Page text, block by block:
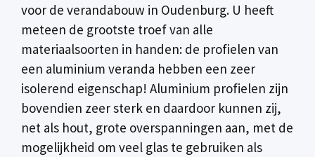
voor de verandabouw in Oudenburg. U heeft
meteen de grootste troef van alle
materiaalsoorten in handen: de profielen van
een aluminium veranda hebben een zeer
isolerend eigenschap! Aluminium profielen zijn
bovendien zeer sterk en daardoor kunnen zij,
net als hout, grote overspanningen aan, met de
mogelijkheid om veel glas te gebruiken als